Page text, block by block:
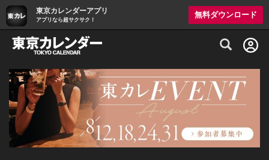
東京カレンダーアプリ
アプリなら超サクサク！
無料ダウンロード
グルメ情報・プレミアムレストラン予約